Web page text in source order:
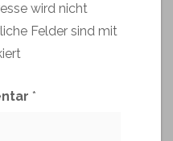
wird nicht
Felder sind mit
*